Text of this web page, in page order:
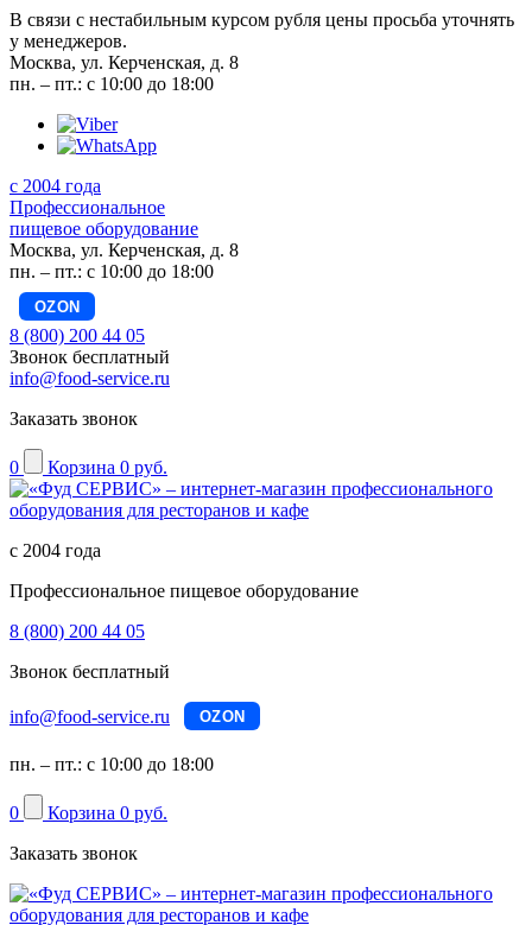
В связи с нестабильным курсом рубля цены просьба уточнять
у менеджеров.
Москва, ул. Керченская, д. 8
пн. – пт.: с 10:00 до 18:00
с 2004 года
Профессиональное
пищевое оборудование
Москва, ул. Керченская, д. 8
пн. – пт.: с 10:00 до 18:00
OZON
8 (800) 200 44 05
Звонок бесплатный
info@food-service.ru
Заказать звонок
0 Корзина 0 руб.
с 2004 года
Профессиональное пищевое оборудование
8 (800) 200 44 05
Звонок бесплатный
info@food-service.ru OZON
пн. – пт.: с 10:00 до 18:00
0 Корзина 0 руб.
Заказать звонок